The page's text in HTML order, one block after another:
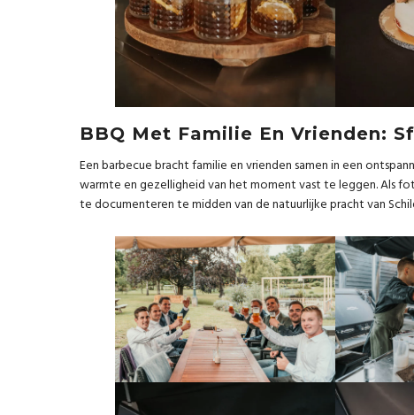
BBQ Met Familie En Vrienden:
Een barbecue bracht familie en vrienden samen in een
warmte en gezelligheid van het moment vast te leggen. Als
te documenteren te midden van de natuurlijke pracht van